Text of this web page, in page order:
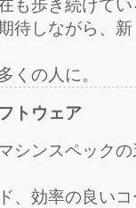
も歩き続けて
待しながら、
くの人に。
トウェア
シンスペック
、効率の良い